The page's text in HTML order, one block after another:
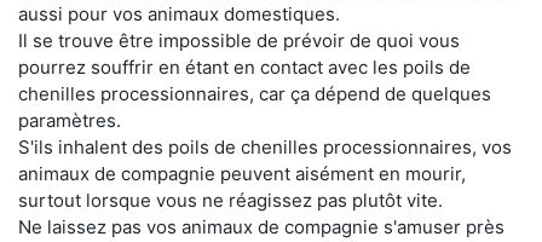
aussi pour vos animaux domestiques.
Il se trouve être impossible de prévoir de quoi vous
pourrez souffrir en étant en contact avec les poils de
chenilles processionnaires, car ça dépend de quelques
paramètres.
S'ils inhalent des poils de chenilles processionnaires, vos
animaux de compagnie peuvent aisément en mourir,
surtout lorsque vous ne réagissez pas plutôt vite.
Ne laissez pas vos animaux de compagnie s'amuser près